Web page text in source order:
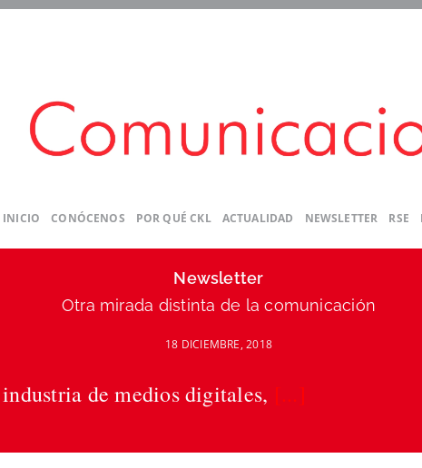
INICIO CONÓCENOS POR QUÉ CKL ACTUALIDAD NEWSLETTER RSE
Newsletter
Otra mirada distinta de la comunicación
18 DICIEMBRE, 2018
de medios digitales, [...]